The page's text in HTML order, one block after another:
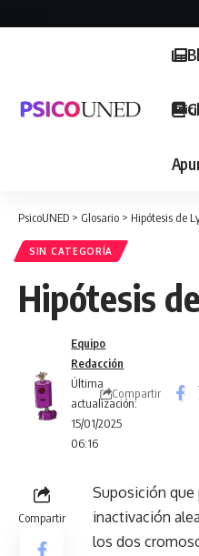
PsicoUNED > Glosario > Hipótesis de
SIN CATEGORÍA
Hipótesis
Última
actualización:
15/01/2025
06:16
Equipo
Redacción
Compartir
Compartir
Suposición
inactivación
los dos